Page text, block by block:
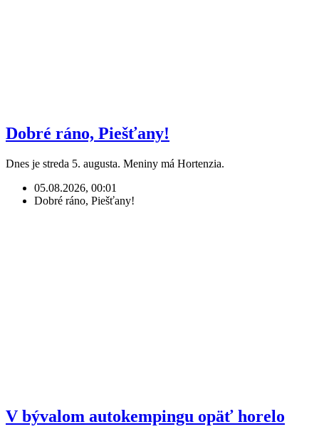
Dobré ráno, Piešťany!
Dnes je streda 5. augusta. Meniny má Hortenzia.
05.08.2026, 00:01
Dobré ráno, Piešťany!
V bývalom autokempingu opäť horelo